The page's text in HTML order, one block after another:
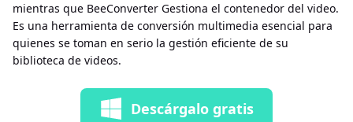
mientras que BeeConverter Gestiona el contenedor del video.
Es una herramienta de conversión multimedia esencial para
quienes se toman en serio la gestión eficiente de su
biblioteca de videos.
Descárgalo gratis